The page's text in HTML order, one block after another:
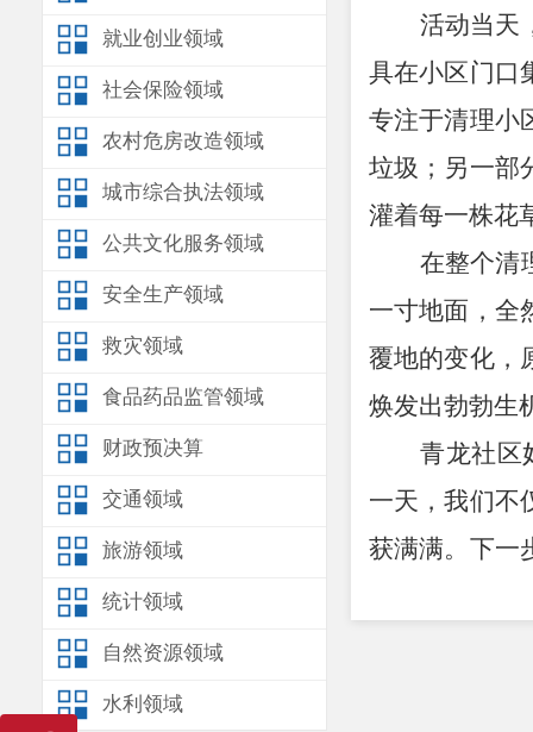
就业创业领域
社会保险领域
农村危房改造领域
城市综合执法领域
公共文化服务领域
安全生产领域
救灾领域
食品药品监管领域
财政预决算
交通领域
旅游领域
统计领域
自然资源领域
水利领域
活动当天
具在小区门口
专注于清理小
垃圾；另一部
灌着每一株花
在整个清
一寸地面，全
覆地的变化，
焕发出勃勃生
青龙社区
一天，我们不
获满满。下一